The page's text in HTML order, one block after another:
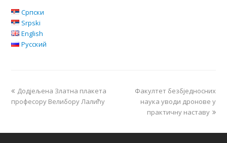
Српски
Srpski
English
Русский
Додјељена Златна плакета
професору Велибору Лалићу
Факултет безбједносних
наука уводи дронове у
практичну наставу